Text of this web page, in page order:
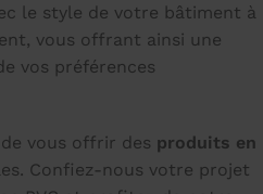
le style de votre bâtiment à
vous offrant ainsi une
vos préférences
vous offrir des produits en
Confiez-nous votre projet